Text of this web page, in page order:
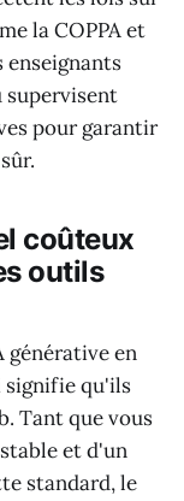
la COPPA et
enseignants
supervisent
pour garantir
coûteux
outils
générative en
signifie qu'ils
Tant que vous
et d'un
standard, le